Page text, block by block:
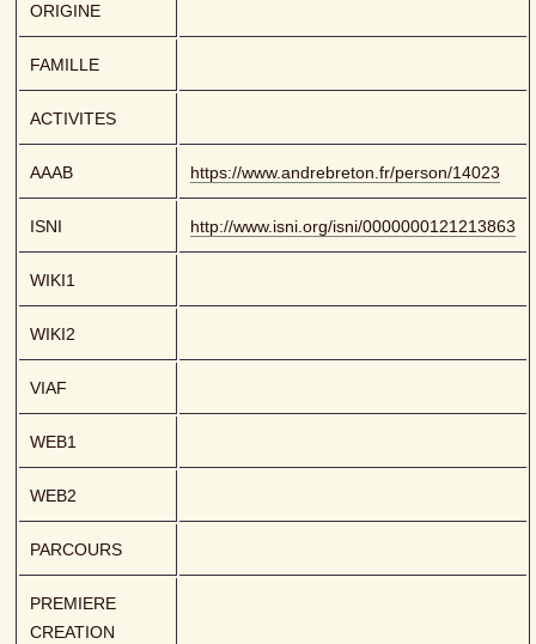
ORIGINE
FAMILLE
ACTIVITES
AAAB https://www.andrebreton.fr/person/14023
ISNI http://www.isni.org/isni/0000000121213863
WIKI1
WIKI2
VIAF
WEB1
WEB2
PARCOURS
PREMIERE
CREATION